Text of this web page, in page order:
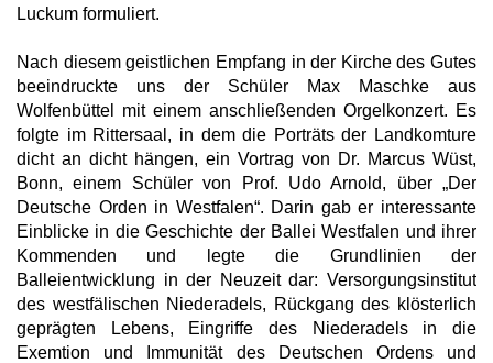
Luckum formuliert.
Nach diesem geistlichen Empfang in der Kirche des Gutes
beeindruckte uns der Schüler Max Maschke aus
Wolfenbüttel mit einem anschließenden Orgelkonzert. Es
folgte im Rittersaal, in dem die Porträts der Landkomture
dicht an dicht hängen, ein Vortrag von Dr. Marcus Wüst,
Bonn, einem Schüler von Prof. Udo Arnold, über „Der
Deutsche Orden in Westfalen“. Darin gab er interessante
Einblicke in die Geschichte der Ballei Westfalen und ihrer
Kommenden und legte die Grundlinien der
Balleientwicklung in der Neuzeit dar: Versorgungsinstitut
des westfälischen Niederadels, Rückgang des klösterlich
geprägten Lebens, Eingriffe des Niederadels in die
Exemtion und Immunität des Deutschen Ordens und